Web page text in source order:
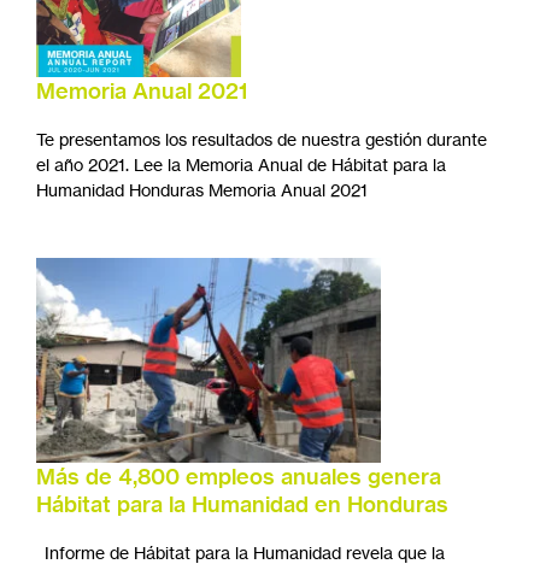
Memoria Anual 2021
Te presentamos los resultados de nuestra gestión durante
el año 2021. Lee la Memoria Anual de Hábitat para la
Humanidad Honduras Memoria Anual 2021
Más de 4,800 empleos anuales genera
Hábitat para la Humanidad en Honduras
Informe de Hábitat para la Humanidad revela que la